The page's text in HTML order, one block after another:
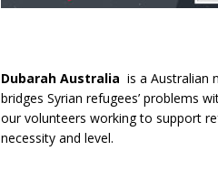
Dubarah Australia is a Australian
bridges Syrian refugees’ problems
our volunteers working to support
necessity and level.